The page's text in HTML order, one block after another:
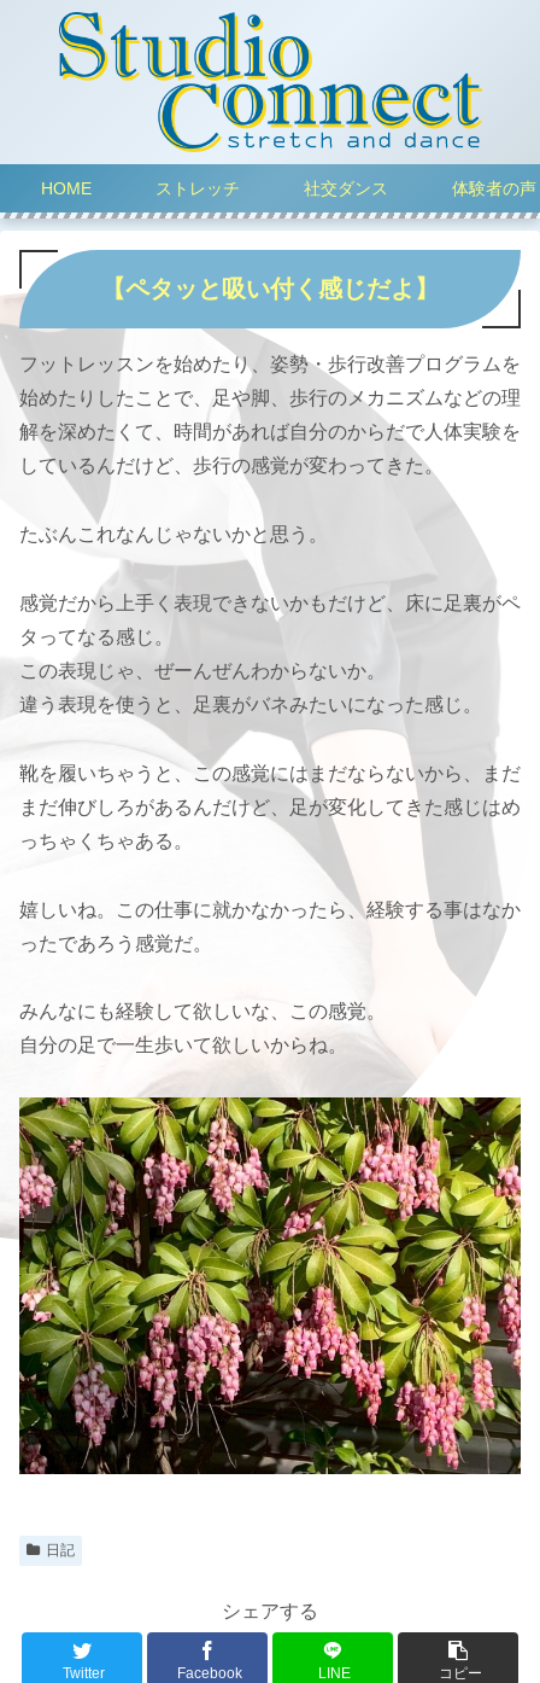
HOME ストレッチ 社交ダンス 体験者の声
【ペタッと吸い付く感じだよ】
フットレッスンを始めたり、姿勢・歩行改善プログラムを
始めたりしたことで、足や脚、歩行のメカニズムなどの理
解を深めたくて、時間があれば自分のからだで人体実験を
しているんだけど、歩行の感覚が変わってきた。
たぶんこれなんじゃないかと思う。
感覚だから上手く表現できないかもだけど、床に足裏がペ
タってなる感じ。
この表現じゃ、ぜーんぜんわからないか。
違う表現を使うと、足裏がバネみたいになった感じ。
靴を履いちゃうと、この感覚にはまだならないから、まだ
まだ伸びしろがあるんだけど、足が変化してきた感じはめ
っちゃくちゃある。
嬉しいね。この仕事に就かなかったら、経験する事はなか
ったであろう感覚だ。
みんなにも経験して欲しいな、この感覚。
自分の足で一生歩いて欲しいからね。
日記
シェアする
Twitter Facebook LINE コピー